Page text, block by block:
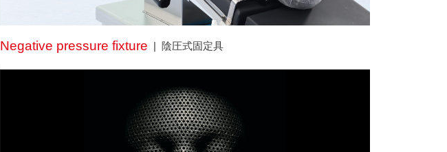
Negative pressure fixture 陰圧式固定具